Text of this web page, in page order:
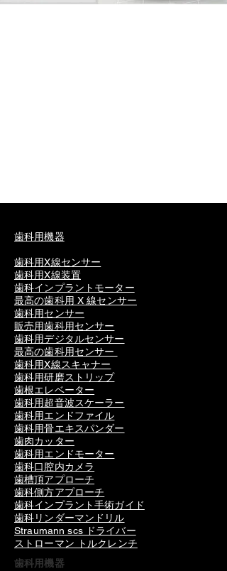
歯科用機器
歯科用X線センサー
歯科用X線装置
歯科インプラントモーター
最高の歯科用 X 線センサー
歯科用センサー
販売用歯科用センサー
歯科用デジタルセンサー
最高の歯科用センサー
歯科用X線スキャナー
歯科用研磨ストリップ
歯根エレベーター
歯科用超音波スケーラー
歯科用エンドファイル
歯科用骨エキスパンダー
歯肉カッター
歯科用エンドモーター
歯科口腔内カメラ
歯槽頂アプローチ
歯科側方アプローチ
歯科インプラント手術ガイド
歯科リンダーマンドリル
Straumann scs ドライバー
ストローマン トルクレンチ
歯科用機器